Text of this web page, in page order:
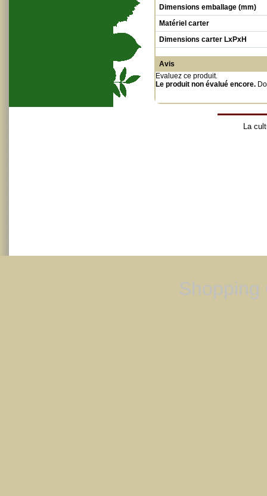
Dimensions emballage (mm)
Matériel carter
Dimensions carter LxPxH
Avis
Evaluez ce produit.
Le produit non évalué encore.
La
Shopping